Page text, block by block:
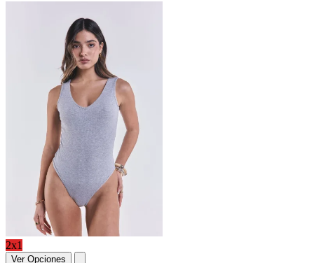
2x1
Ver Opciones